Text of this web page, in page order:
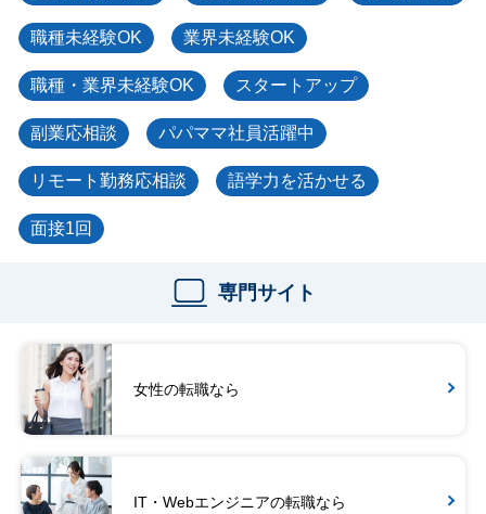
職種未経験OK 業界未経験OK
職種・業界未経験OK スタートアップ
副業応相談 パパママ社員活躍中
リモート勤務応相談 語学力を活かせる
面接1回
専門サイト
女性の転職なら
IT・Webエンジニアの転職なら